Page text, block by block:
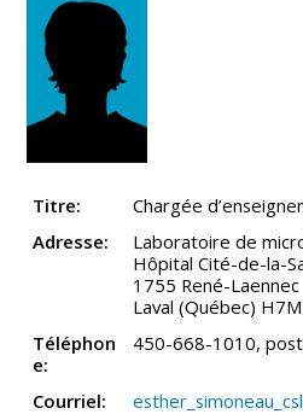
Titre:
Chargée
Adresse:
Laboratoire de
Hôpital Cité-de-la-
1755 René-Laennec
Laval (Québec)
Téléphon
e:
450-668-1010,
Courriel: